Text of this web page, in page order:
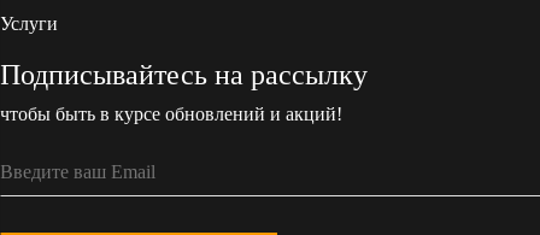
Услуги
Подписывайтесь на рассылку
чтобы быть в курсе обновлений и акций!